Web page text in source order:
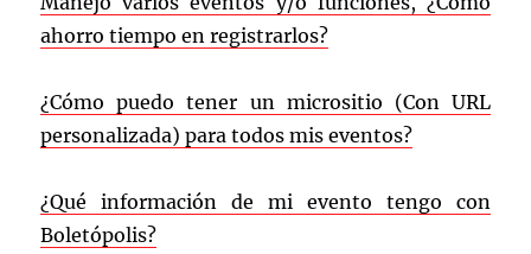
ahorro tiempo en registrarlos?
¿Cómo puedo tener un micrositio (Con URL
personalizada) para todos mis eventos?
¿Qué información de mi evento tengo con
Boletópolis?